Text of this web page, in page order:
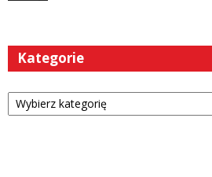
Kategorie
Kategorie